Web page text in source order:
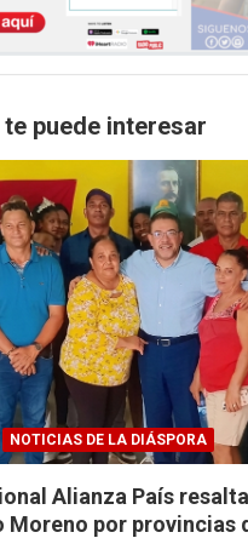
puede interesar
NOTICIAS DE LA DIÁSPORA
Alianza País
Moreno por provincias